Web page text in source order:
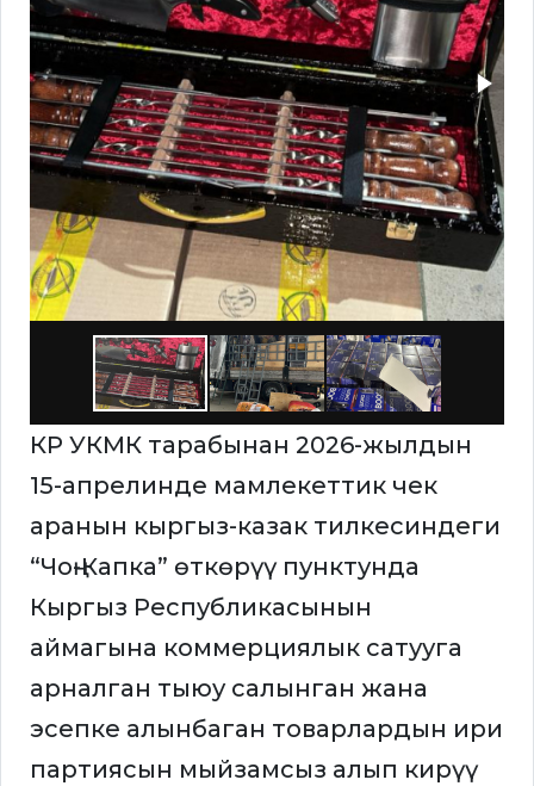
КР УКМК тарабынан 2026-жылдын
15-апрелинде мамлекеттик чек
аранын кыргыз-казак тилкесиндеги
“Чоң-Капка” өткөрүү пунктунда
Кыргыз Республикасынын
аймагына коммерциялык сатууга
арналган тыюу салынган жана
эсепке алынбаган товарлардын ири
партиясын мыйзамсыз алып кирүү